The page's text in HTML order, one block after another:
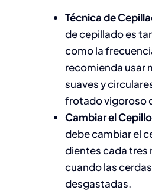
Técnica de
de cepillado es
como la
recomienda usar
suaves y
frotado vigoroso
Cambiar el
debe cambiar el
dientes cada tres
cuando las
desgastadas.